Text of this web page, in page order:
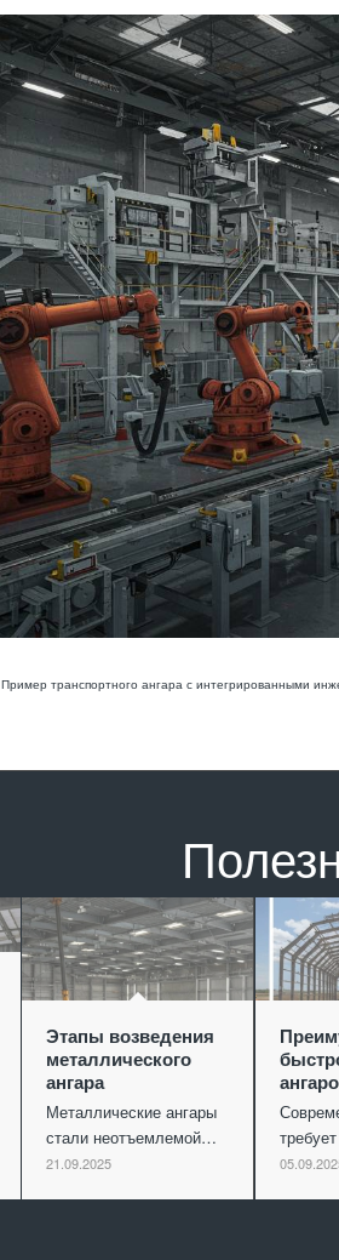
Пример транспортного ангара с интегрированными
Этапы возведения
металлического
ангара
Металлические ангары
стали неотъемлемой…
21.09.2025